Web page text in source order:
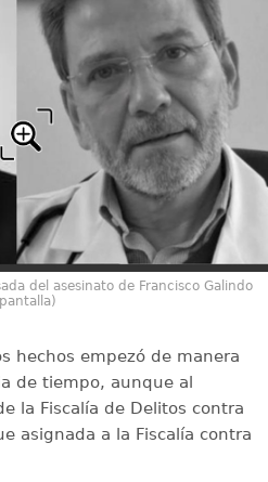
del asesinato de Francisco Galindo
hechos empezó de manera
de tiempo, aunque al
la Fiscalía de Delitos contra
asignada a la Fiscalía contra